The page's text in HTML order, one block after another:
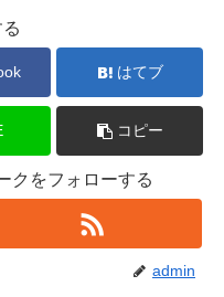
はてブ
コピー
クをフォローする
admin